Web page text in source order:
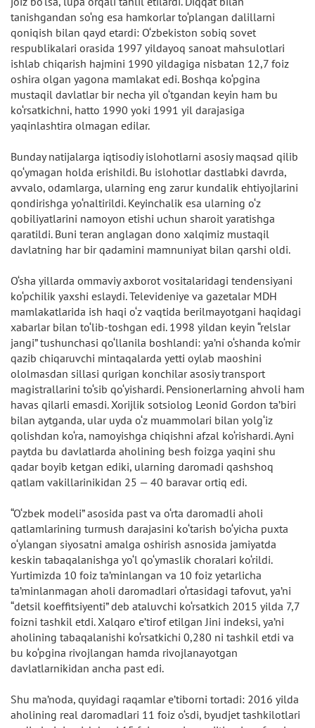
tanishgandan so‘ng esa hamkorlar to‘plangan dalillarni
qoniqish bilan qayd etardi: O‘zbekiston sobiq sovet
respublikalari orasida 1997 yildayoq sanoat mahsulotlari
ishlab chiqarish hajmini 1990 yildagiga nisbatan 12,7 foiz
oshira olgan yagona mamlakat edi. Boshqa ko‘pgina
mustaqil davlatlar bir necha yil o‘tgandan keyin ham bu
ko‘rsatkichni, hatto 1990 yoki 1991 yil darajasiga
yaqinlashtira olmagan edilar.
Bunday natijalarga iqtisodiy islohotlarni asosiy maqsad qilib
qo‘ymagan holda erishildi. Bu islohotlar dastlabki davrda,
avvalo, odamlarga, ularning eng zarur kundalik ehtiyojlarini
qondirishga yo‘naltirildi. Keyinchalik esa ularning o‘z
qobiliyatlarini namoyon etishi uchun sharoit yaratishga
qaratildi. Buni teran anglagan dono xalqimiz mustaqil
davlatning har bir qadamini mamnuniyat bilan qarshi oldi.
O‘sha yillarda ommaviy axborot vositalaridagi tendensiyani
ko‘pchilik yaxshi eslaydi. Televideniye va gazetalar MDH
mamlakatlarida ish haqi o‘z vaqtida berilmayotgani haqidagi
xabarlar bilan to‘lib-toshgan edi. 1998 yildan keyin “relslar
jangi” tushunchasi qo‘llanila boshlandi: ya’ni o‘shanda ko‘mir
qazib chiqaruvchi mintaqalarda yetti oylab maoshini
ololmasdan sillasi qurigan konchilar asosiy transport
magistrallarini to‘sib qo‘yishardi. Pensionerlarning ahvoli ham
havas qilarli emasdi. Xorijlik sotsiolog Leonid Gordon ta’biri
bilan aytganda, ular uyda o‘z muammolari bilan yolg‘iz
qolishdan ko‘ra, namoyishga chiqishni afzal ko‘rishardi. Ayni
paytda bu davlatlarda aholining besh foizga yaqini shu
qadar boyib ketgan ediki, ularning daromadi qashshoq
qatlam vakillarinikidan 25 — 40 baravar ortiq edi.
“O‘zbek modeli” asosida past va o‘rta daromadli aholi
qatlamlarining turmush darajasini ko‘tarish bo‘yicha puxta
o‘ylangan siyosatni amalga oshirish asnosida jamiyatda
keskin tabaqalanishga yo‘l qo‘ymaslik choralari ko‘rildi.
Yurtimizda 10 foiz ta’minlangan va 10 foiz yetarlicha
ta’minlanmagan aholi daromadlari o‘rtasidagi tafovut, ya’ni
“detsil koeffitsiyenti” deb ataluvchi ko‘rsatkich 2015 yilda 7,7
foizni tashkil etdi. Xalqaro e’tirof etilgan Jini indeksi, ya’ni
aholining tabaqalanishi ko‘rsatkichi 0,280 ni tashkil etdi va
bu ko‘pgina rivojlangan hamda rivojlanayotgan
davlatlarnikidan ancha past edi.
Shu ma’noda, quyidagi raqamlar e’tiborni tortadi: 2016 yilda
aholining real daromadlari 11 foiz o‘sdi, byudjet tashkilotlari